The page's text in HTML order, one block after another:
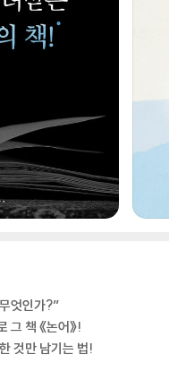
엇인가?”
그 책 《논어》!
것만 남기는 법!